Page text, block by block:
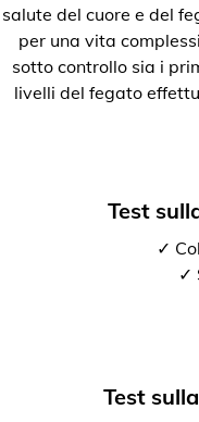
salute del cuore e del
per una vita
sotto controllo sia i
livelli del fegato
Test
✓
✓
Test